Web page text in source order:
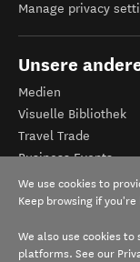
Manage privacy
Unsere
Medien
Visuelle Bibliothek
Travel Trade
Business Events
Tourismus
Veranstalter-
We use cookies to
Keep browsing if
We also use cookies
platforms. See our